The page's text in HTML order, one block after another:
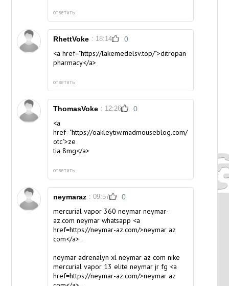
ответить
RhettVoke : 18:14 0
<a href="https://lakemedelsv.top/">ditropan
pharmacy</a>
ответить
ThomasVoke : 12:26 0
<a
href="https://oakleytiw.madmouseblog.com/3920826/
otc">ze
tia 8mg</a>
ответить
neymaraz : 09:57 0
mercurial vapor 360 neymarneymar-
az.com neymar whatsapp <a
href=https://neymar-az.com/>neymar az
com</a> .
neymar adrenalyn xlneymar az com nike
mercurial vapor 13 elite neymar jr fg <a
href=https://neymar-az.com/>neymar az